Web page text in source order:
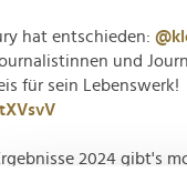
hat entschieden:
und
für sein Lebenswerk!
2024 gibt's
Montage: mm